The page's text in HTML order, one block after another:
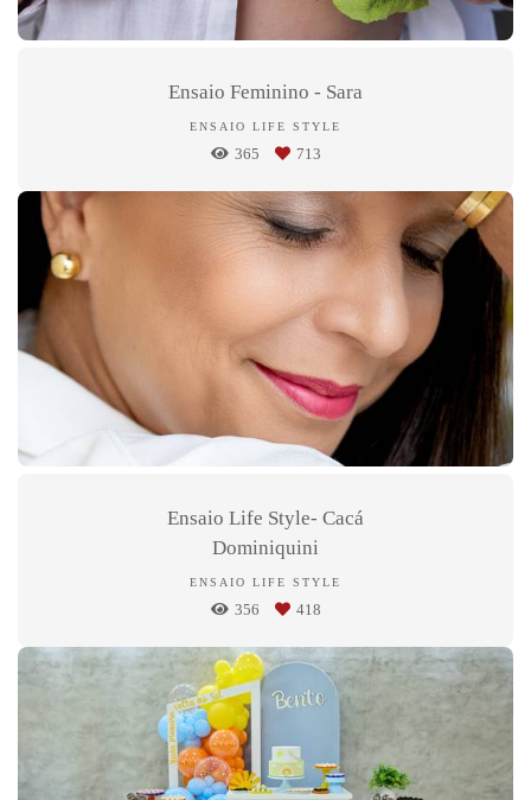
Ensaio Feminino - Sara
ENSAIO LIFE STYLE
365 713
Ensaio Life Style- Cacá
Dominiquini
ENSAIO LIFE STYLE
356 418